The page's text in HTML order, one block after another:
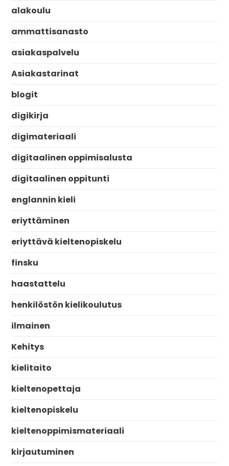
alakoulu
ammattisanasto
asiakaspalvelu
Asiakastarinat
blogit
digikirja
digimateriaali
digitaalinen oppimisalusta
digitaalinen oppitunti
englannin kieli
eriyttäminen
eriyttävä kieltenopiskelu
finsku
haastattelu
henkilöstön kielikoulutus
ilmainen
Kehitys
kielitaito
kieltenopettaja
kieltenopiskelu
kieltenoppimismateriaali
kirjautuminen